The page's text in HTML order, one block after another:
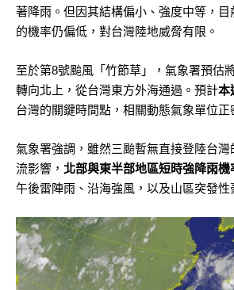
著降雨。但因其結構偏小、強度中等，
的機率仍偏低，對台灣陸地威脅有限。
至於第8號颱風「竹節草」，氣象署預估
轉向北上，從台灣東方外海通過。預計本
台灣的關鍵時間點，相關動態氣象單位正
氣象署強調，雖然三颱暫無直接登陸台
流影響， 北部與東半部地區短時強降雨機
午後雷陣雨、沿海強風，以及山區突發性